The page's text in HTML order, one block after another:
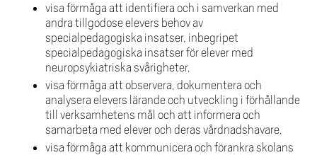
visa förmåga att identifiera och i samverkan med
andra tillgodose elevers behov av
specialpedagogiska insatser, inbegripet
specialpedagogiska insatser för elever med
neuropsykiatriska svårigheter,
visa förmåga att observera, dokumentera och
analysera elevers lärande och utveckling i förhållande
till verksamhetens mål och att informera och
samarbeta med elever och deras vårdnadshavare,
visa förmåga att kommunicera och förankra skolans